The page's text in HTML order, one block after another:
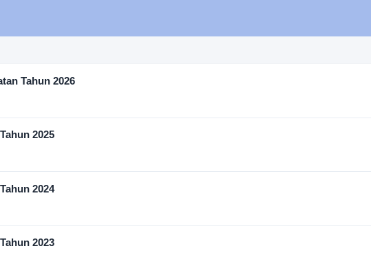
Tahun 2026
2025
2024
2023